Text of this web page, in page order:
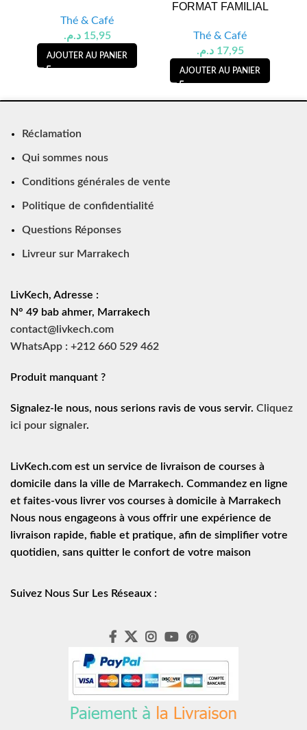
Thé & Café
15,95 د.م.
AJOUTER AU PANIER
FORMAT FAMILIAL
Thé & Café
17,95 د.م.
AJOUTER AU PANIER
Réclamation
Qui sommes nous
Conditions générales de vente
Politique de confidentialité
Questions Réponses
Livreur sur Marrakech
LivKech, Adresse :
N° 49 bab ahmer, Marrakech
contact@livkech.com
WhatsApp : +212 660 529 462
Produit manquant ?
Signalez-le nous, nous serions ravis de vous servir. Cliquez
ici pour signaler.
LivKech.com est un service de
livraison de courses à
domicile dans la ville de Marrakech. Commandez en ligne
et faites-vous livrer vos courses à domicile à Marrakech
Nous nous engageons à vous offrir une expérience de
livraison rapide, fiable et pratique, afin de simplifier votre
quotidien, sans quitter le confort de votre maison
Suivez Nous Sur Les Réseaux :